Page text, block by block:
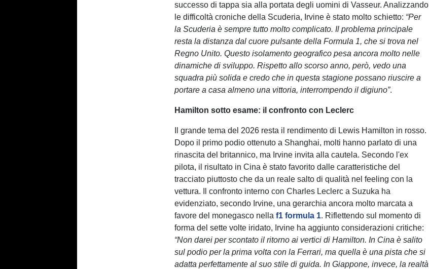
successo di tappa sia alla portata degli uomini di Vasseur. Analizzando
le difficoltà croniche della Scuderia, Irvine è stato molto schietto: “Per
la Scuderia è sempre tutto molto complicato. Il problema principale
resta la distanza dal cuore pulsante della Formula 1, che si trova nel
Regno Unito. Questo isolamento geografico pesa ancora molto nelle
dinamiche di sviluppo. Rispetto allo scorso anno, però, vedo una
squadra più solida e credo che in questa stagione possano riuscire a
portare a casa almeno una vittoria, interrompendo il digiuno”.
Hamilton sotto esame: il confronto con Leclerc
Il grande tema del 2026 resta il rendimento di Lewis Hamilton in rosso.
Dopo il primo podio ottenuto a Shanghai, molti hanno parlato di una
rinascita del britannico, ma Irvine invita alla cautela. Secondo l'ex
pilota, il risultato in Cina è stato favorito dalle caratteristiche del
tracciato piuttosto che da un reale salto di qualità nel feeling con la
vettura. Il confronto interno con Charles Leclerc a Suzuka ha
evidenziato, secondo Irvine, una gerarchia ancora molto marcata a
favore del monegasco nellaf1 formula 1. Riflettendo sul momento di
forma del sette volte iridato, Irvine ha aggiunto considerazioni critiche:
“Non darei per scontato il ritorno ai vertici di Hamilton. In Cina è salito
sul podio per la prima volta con la Ferrari, ma quella è una pista che si
adatta perfettamente al suo stile di guida. In Giappone, invece, la realtà